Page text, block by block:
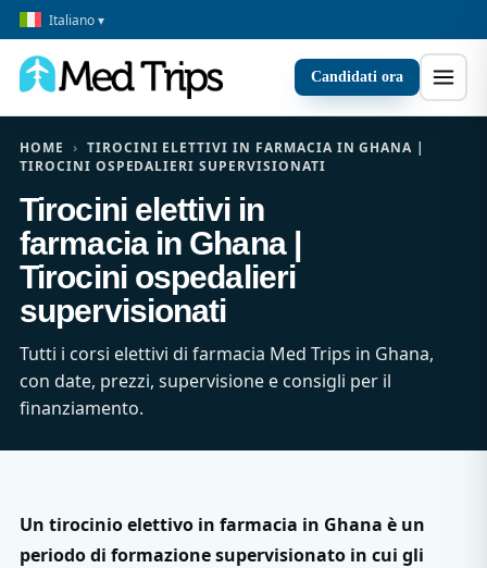
Italiano ▾
Candidati ora
HOME › TIROCINI ELETTIVI IN FARMACIA IN GHANA |
TIROCINI OSPEDALIERI SUPERVISIONATI
Tirocini elettivi in
farmacia in Ghana |
Tirocini ospedalieri
supervisionati
Tutti i corsi elettivi di farmacia Med Trips in Ghana,
con date, prezzi, supervisione e consigli per il
finanziamento.
Un tirocinio elettivo in farmacia in Ghana è un
periodo di formazione supervisionato in cui gli